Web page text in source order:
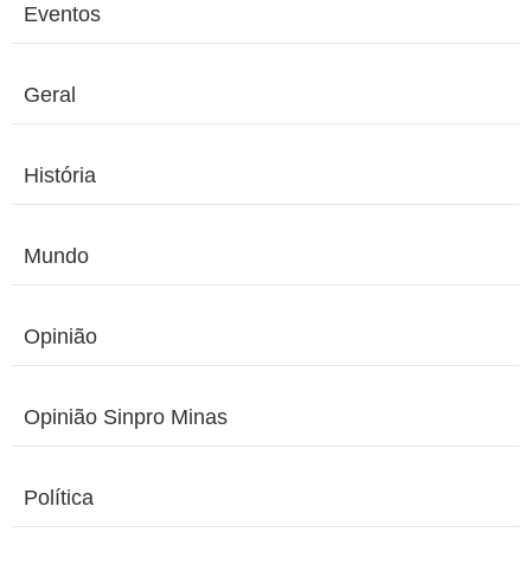
Eventos
Geral
História
Mundo
Opinião
Opinião Sinpro Minas
Política